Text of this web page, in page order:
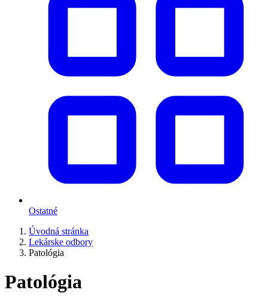
Ostatné
Úvodná stránka
Lekárske odbory
Patológia
Patológia